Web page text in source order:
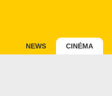
NEWS CINÉMA